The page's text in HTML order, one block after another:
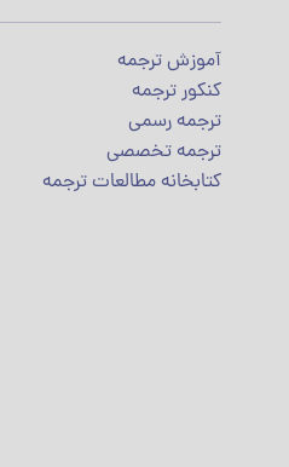
آموزش ترجمه
کنکور ترجمه
ترجمه رسمی
ترجمه تخصصی
کتابخانه مطالعات ترجمه